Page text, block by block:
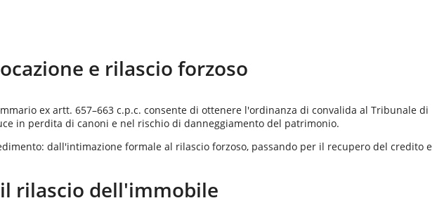
e rilascio forzoso
ex artt. 657–663 c.p.c. consente di ottenere l'ordinanza di convalida al Tribunale di
in perdita di canoni e nel rischio di danneggiamento del patrimonio.
dall'intimazione formale al rilascio forzoso, passando per il recupero del credito e
rilascio dell'immobile